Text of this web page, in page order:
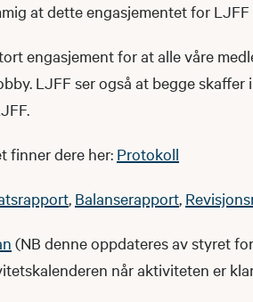
at dette engasjementet for
engasjement for at alle våre
LJFF ser også at begge skaffer
finner dere her: Protokoll
, Balanserapport,
(NB denne oppdateres av styret
når aktiviteten er